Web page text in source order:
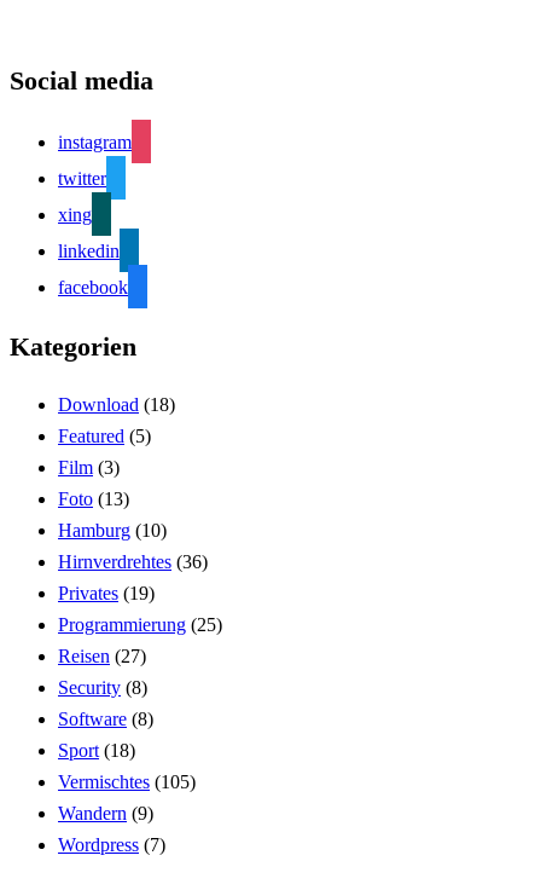
Social media
instagram
twitter
xing
linkedin
facebook
Kategorien
Download (18)
Featured (5)
Film (3)
Foto (13)
Hamburg (10)
Hirnverdrehtes (36)
Privates (19)
Programmierung (25)
Reisen (27)
Security (8)
Software (8)
Sport (18)
Vermischtes (105)
Wandern (9)
Wordpress (7)